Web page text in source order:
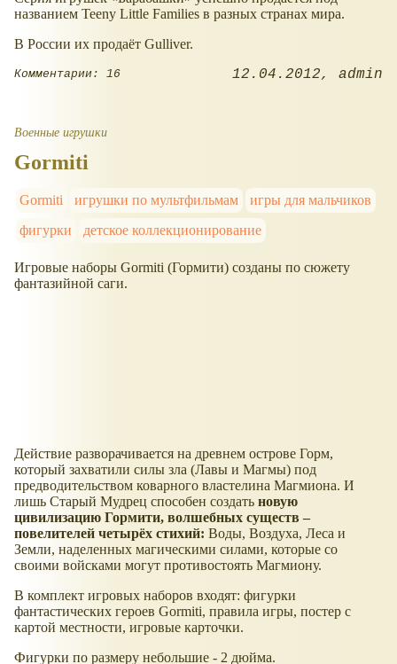
названием Teeny Little Families в разных странах мира.
В России их продаёт Gulliver.
Комментарии: 16 12.04.2012 admin
Военные игрушки
Gormiti
Gormiti игрушки по мультфильмам
игры для мальчиков
фигурки
детское коллекционирование
Игровые наборы Gormiti (Гормити) созданы по сюжету
фантазийной саги.
Действие разворачивается на древнем острове Горм,
который захватили силы зла (Лавы и Магмы) под
предводительством коварного властелина Магмиона. И
лишь Старый Мудрец способен создать новую
цивилизацию Гормити, волшебных существ –
повелителей четырёх стихий: Воды, Воздуха, Леса и
Земли, наделенных магическими силами, которые со
своими войсками могут противостоять Магмиону.
В комплект игровых наборов входят: фигурки
фантастических героев Gormiti, правила игры, постер с
картой местности, игровые карточки.
Фигурки по размеру небольшие - 2 дюйма.